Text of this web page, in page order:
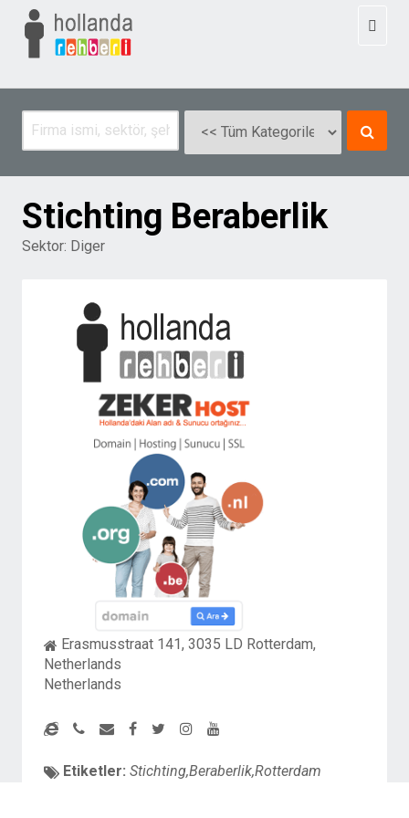
Stichting Beraberlik
Sektor: Diger
Erasmusstraat 141, 3035 LD Rotterdam,
Netherlands
Netherlands
Etiketler: Stichting,Beraberlik,Rotterdam